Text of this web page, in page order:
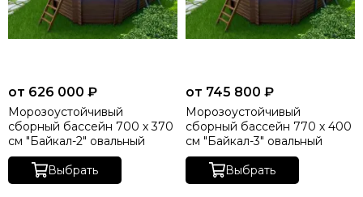
от 626 000 ₽
Морозоустойчивый
сборный бассейн 700 х 370
см "Байкал-2" овальный
Выбрать
от 745 800 ₽
Морозоустойчивый
сборный бассейн 770 х 400
см "Байкал-3" овальный
Выбрать